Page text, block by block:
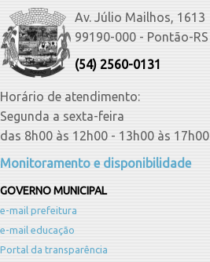
Av. Júlio Mailhos, 1613
99190-000 - Pontão-RS
(54) 2560-0131
Horário de atendimento:
Segunda a sexta-feira
das 8h00 às 12h00 - 13h00 às 17h00
Monitoramento e disponibilidade
GOVERNO MUNICIPAL
e-mail prefeitura
e-mail educação
Portal da transparência